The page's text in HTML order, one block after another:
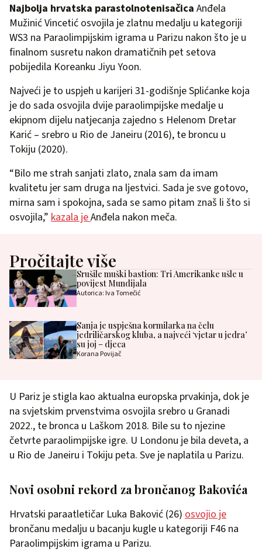
Najbolja hrvatska parastolnotenisačica Anđela
Mužinić Vincetić osvojila je zlatnu medalju u kategoriji
WS3 na Paraolimpijskim igrama u Parizu nakon što je u
finalnom susretu nakon dramatičnih pet setova
pobijedila Koreanku Jiyu Yoon.
Najveći je to uspjeh u karijeri 31-godišnje Splićanke koja
je do sada osvojila dvije paraolimpijske medalje u
ekipnom dijelu natjecanja zajedno s Helenom Dretar
Karić – srebro u Rio de Janeiru (2016), te broncu u
Tokiju (2020).
“Bilo me strah sanjati zlato, znala sam da imam
kvalitetu jer sam druga na ljestvici. Sada je sve gotovo,
mirna sam i spokojna, sada se samo pitam znaš li što si
osvojila,” kazala jeAnđela nakon meča.
Pročitajte više
Srušile muški bastion: Tri Amerikanke ušle u
povijest Mundijala
Autorica: Iva Tomečić
Sanja je uspješna kormilarka na čelu
jedriličarskog kluba, a najveći ‘vjetar u jedra’
su joj – djeca
Korana Povijač
U Pariz je stigla kao aktualna europska prvakinja, dok je
na svjetskim prvenstvima osvojila srebro u Granadi
2022., te bronca u Laškom 2018. Bile su to njezine
četvrte paraolimpijske igre. U Londonu je bila deveta, a
u Rio de Janeiru i Tokiju peta. Sve je naplatila u Parizu.
Novi osobni rekord za brončanog Bakovića
Hrvatski paraatletičar Luka Baković (26) osvojio je
brončanu medalju u bacanju kugle u kategoriji F46 na
Paraolimpijskim igrama u Parizu.